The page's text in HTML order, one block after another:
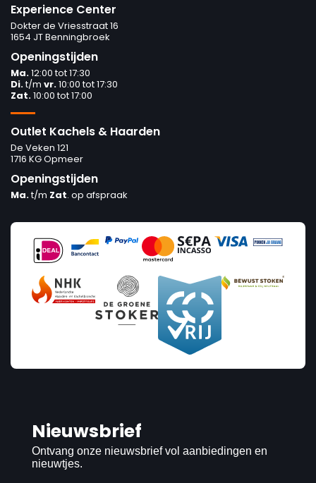
Experience Center
Dokter de Vriesstraat 16
1654 JT Benningbroek
Openingstijden
Ma.12:00 tot 17:30
Di.t/m vr.10:00 tot 17:30
Zat.10:00 tot 17:00
Outlet Kachels & Haarden
De Veken 121
1716 KG Opmeer
Openingstijden
Ma.t/m Zat. op afspraak
Nieuwsbrief
Ontvang onze nieuwsbrief vol aanbiedingen en
nieuwtjes.